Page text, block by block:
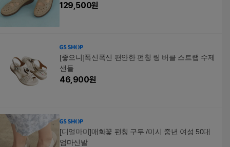
129,500원
[좋으니]폭신폭신 편안한 펀칭 링 버클 스트랩 수제
샌들
46,900원
[디얼마미]매화꽃 펀칭 구두 /미시 중년 여성 50대
엄마신발